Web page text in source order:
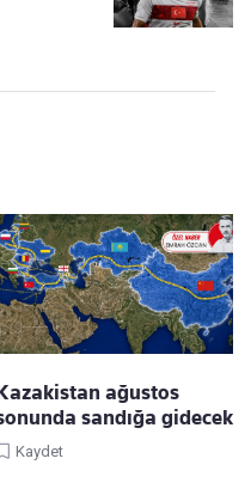
ağustos
sandığa gidecek
Kaydet